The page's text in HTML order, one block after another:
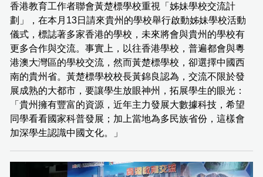
香港教育工作者聯會黃楚標學校重視「姊妹學校交流計
劃」，在本月13日請來貴州的學校舉行啟動姊妹學校活動
儀式，標誌著多家香港的學校，未來將會與貴州的學校有
更多合作與交流。事實上，以往香港學校，普遍都會與粵
港澳大灣區的學校交流，然而黃楚標學校，卻選擇中國西
南的貴州省。黃楚標學校校長黃錦良認為，交流不限於發
展成熟的大都市，要讓學生放眼神州，拓展學生的眼光：
「貴州擁有豐富的資源，近年主力發展大數據科技，希望
同學看看國家科普發展；加上當地為多民族省份，這樣會
加深學生認識中國文化。」